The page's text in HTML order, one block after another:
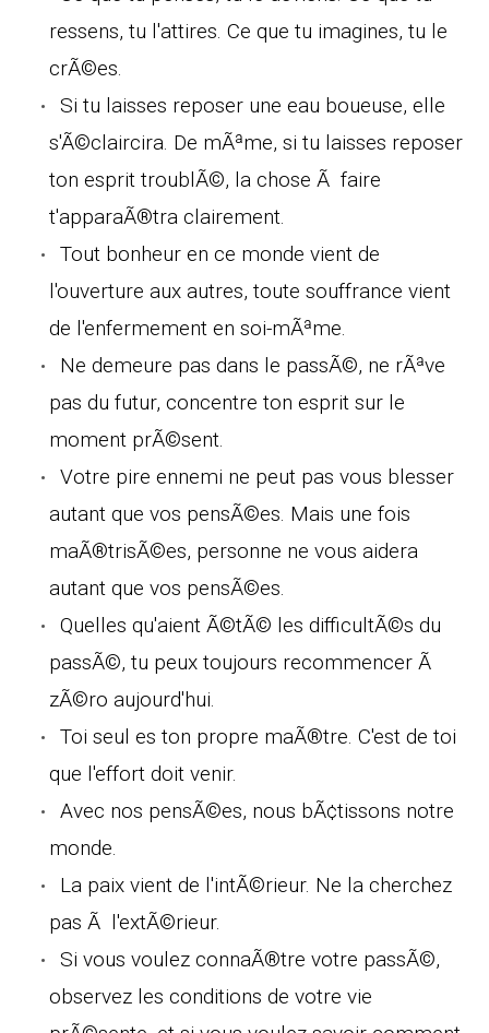
ressens, tu l'attires. Ce que tu imagines, tu le
crÃ©es.
Si tu laisses reposer une eau boueuse, elle
s'Ã©claircira. De mÃªme, si tu laisses reposer
ton esprit troublÃ©, la chose Ã faire
t'apparaÃ®tra clairement.
Tout bonheur en ce monde vient de
l'ouverture aux autres, toute souffrance vient
de l'enfermement en soi-mÃªme.
Ne demeure pas dans le passÃ©, ne rÃªve
pas du futur, concentre ton esprit sur le
moment prÃ©sent.
Votre pire ennemi ne peut pas vous blesser
autant que vos pensÃ©es. Mais une fois
maÃ®trisÃ©es, personne ne vous aidera
autant que vos pensÃ©es.
Quelles qu'aient Ã©tÃ© les difficultÃ©s du
passÃ©, tu peux toujours recommencer Ã
zÃ©ro aujourd'hui.
Toi seul es ton propre maÃ®tre. C'est de toi
que l'effort doit venir.
Avec nos pensÃ©es, nous bÃ¢tissons notre
monde.
La paix vient de l'intÃ©rieur. Ne la cherchez
pas Ã l'extÃ©rieur.
Si vous voulez connaÃ®tre votre passÃ©,
observez les conditions de votre vie